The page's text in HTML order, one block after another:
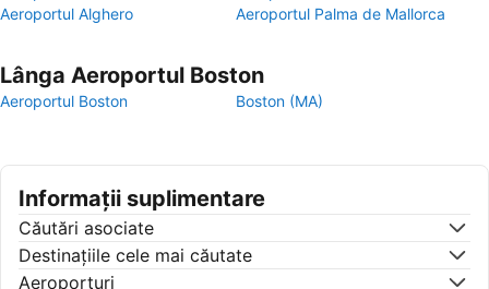
Aeroportul Alghero
Aeroportul Palma de Mallorca
Lânga Aeroportul Boston
Aeroportul Boston Boston (MA)
Informații suplimentare
Căutări asociate
Destinaţiile cele mai căutate
Aeroporturi